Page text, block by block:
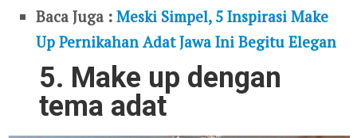
Baca Juga :Meski Simpel, 5 Inspirasi Make
Up Pernikahan Adat Jawa Ini Begitu Elegan
5. Make up dengan
tema adat